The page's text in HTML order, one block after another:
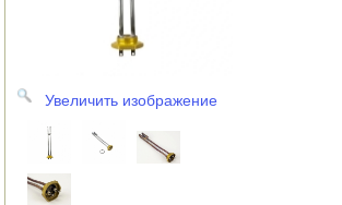
СЫРОВАРНИ
ДЛЯ ДОМА И САДА
ОБОГРЕВАТЕЛИ
Увеличить изображение